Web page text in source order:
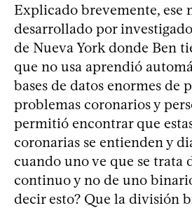
Explicado brevemente, ese
desarrollado por
de Nueva York donde Ben
que no usa aprendió
bases de datos enormes de
problemas coronarios y
permitió encontrar que
coronarias se entienden y
cuando uno ve que se trata
continuo y no de uno
decir esto? Que la división